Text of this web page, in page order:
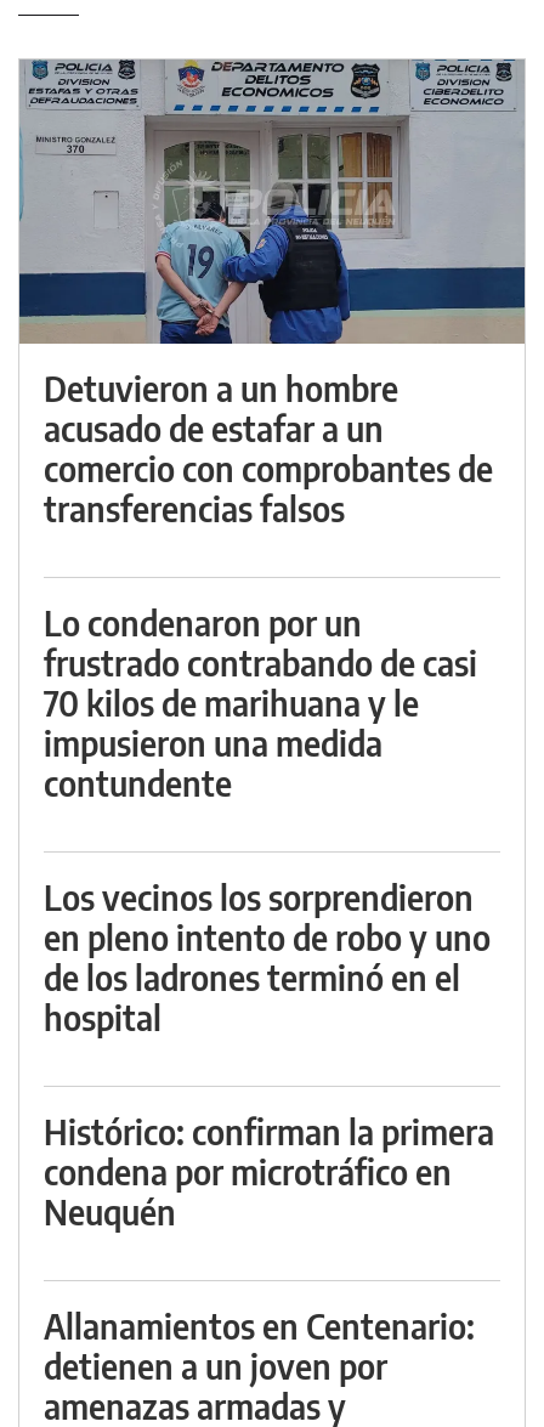
Detuvieron a un hombre
acusado de estafar a un
comercio con comprobantes de
transferencias falsos
Lo condenaron por un
frustrado contrabando de casi
70 kilos de marihuana y le
impusieron una medida
contundente
Los vecinos los sorprendieron
en pleno intento de robo y uno
de los ladrones terminó en el
hospital
Histórico: confirman la primera
condena por microtráfico en
Neuquén
Allanamientos en Centenario:
detienen a un joven por
amenazas armadas y